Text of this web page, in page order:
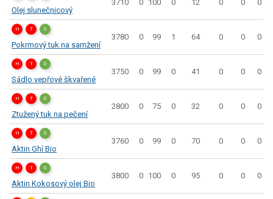
Olej slunečnicový
3710 0 100 0 12 0 0 0
H T S
Pokrmový tuk na samžení
3780 0 99 1 64 0 0 0
H T S
Sádlo vepřové škvařené
3750 0 99 0 41 0 0 0
H T S
Ztužený tuk na pečení
2800 0 75 0 32 0 0 0
H T S
Aktin Ghí Bio
3760 0 99 0 70 0 0 0
H T S
Aktin Kokosový olej Bio
3800 0 100 0 95 0 0 0